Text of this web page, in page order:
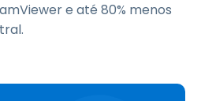
e até 80% menos